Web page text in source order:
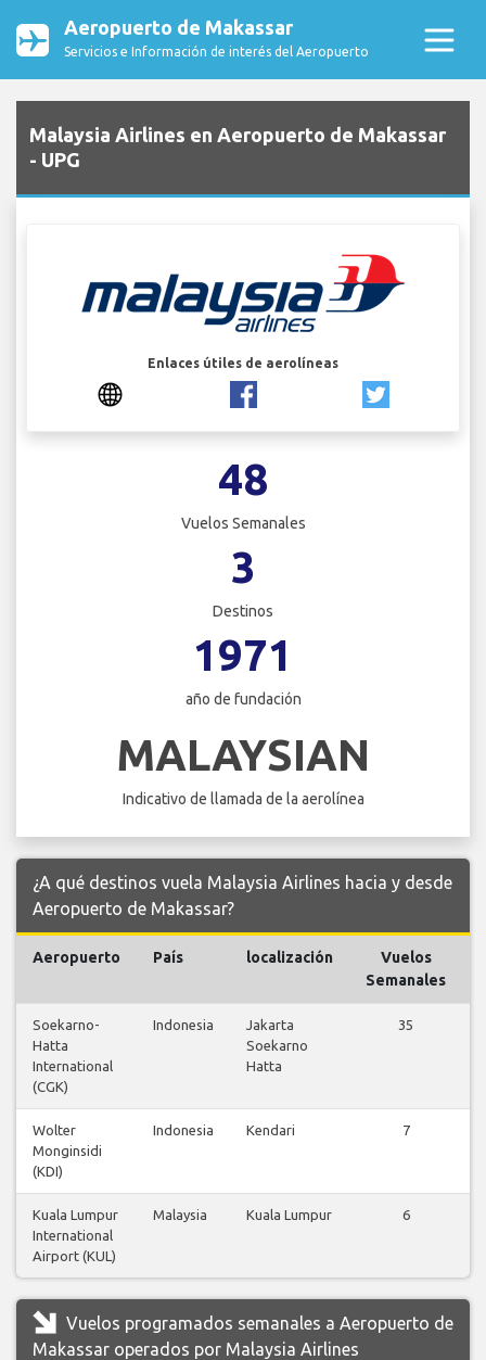
Aeropuerto de Makassar
Servicios e Información de interés del Aeropuerto
Malaysia Airlines en Aeropuerto de Makassar
- UPG
Enlaces útiles de aerolíneas
48
Vuelos Semanales
3
Destinos
1971
año de fundación
MALAYSIAN
Indicativo de llamada de la aerolínea
¿A qué destinos vuela Malaysia Airlines hacia y desde
Aeropuerto de Makassar?
Aeropuerto País localización
Vuelos
Semanales
Soekarno-
Hatta
International
(CGK)
Indonesia
Jakarta
Soekarno
Hatta
35
Wolter
Monginsidi
(KDI)
Indonesia Kendari
7
Kuala Lumpur
International
Airport (KUL)
Malaysia Kuala Lumpur
6
Vuelos programados semanales a Aeropuerto de
Makassar operados por Malaysia Airlines